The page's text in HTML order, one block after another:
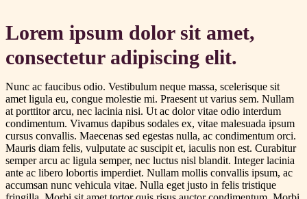
Lorem ipsum dolor sit amet,
consectetur adipiscing elit.
Nunc ac faucibus odio. Vestibulum neque massa, scelerisque sit
amet ligula eu, congue molestie mi. Praesent ut varius sem. Nullam
at porttitor arcu, nec lacinia nisi. Ut ac dolor vitae odio interdum
condimentum. Vivamus dapibus sodales ex, vitae malesuada ipsum
cursus convallis. Maecenas sed egestas nulla, ac condimentum orci.
Mauris diam felis, vulputate ac suscipit et, iaculis non est. Curabitur
semper arcu ac ligula semper, nec luctus nisl blandit. Integer lacinia
ante ac libero lobortis imperdiet. Nullam mollis convallis ipsum, ac
accumsan nunc vehicula vitae. Nulla eget justo in felis tristique